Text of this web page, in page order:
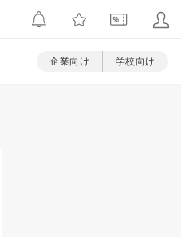
企業向け 学校向け